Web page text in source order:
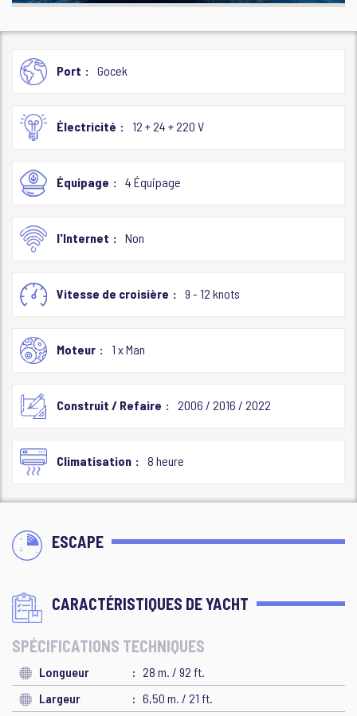
Port Gocek
Électricité 12 + 24 + 220 V
Équipage 4 Équipage
l'Internet Non
Vitesse de croisière 9 - 12 knots
Moteur 1 x Man
Construit / Refaire 2006 / 2016 / 2022
Climatisation 8 heure
ESCAPE
CARACTÉRISTIQUES DE YACHT
SPÉCIFICATIONS TECHNIQUES
Longueur
28 m. / 92 ft.
Largeur
6,50 m. / 21 ft.